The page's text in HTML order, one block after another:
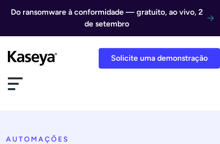
Do ransomware à conformidade — gratuito, ao vivo, 2
de setembro
Solicite uma demonstração
AUTOMAÇÕES